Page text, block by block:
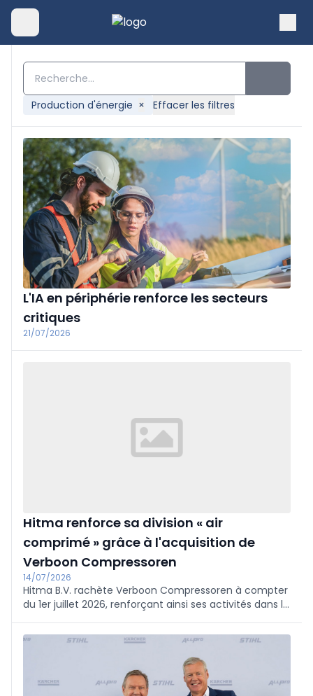
Production d'énergie × Effacer les filtres
L'IA en périphérie renforce les secteurs
critiques
21/07/2026
Hitma renforce sa division « air
comprimé » grâce à l'acquisition de
Verboon Compressoren
14/07/2026
Hitma B.V. rachète Verboon Compressoren à compter
du 1er juillet 2026, renforçant ainsi ses activités dans le
Verboon continuera d'exercer ses activités depuis
Nootdorp sous son propre nom, avec la même équipe
; son fondateur, Huib Verboon, restera impliqué. Les
clients ne remarqueront pratiquement aucun
changement.